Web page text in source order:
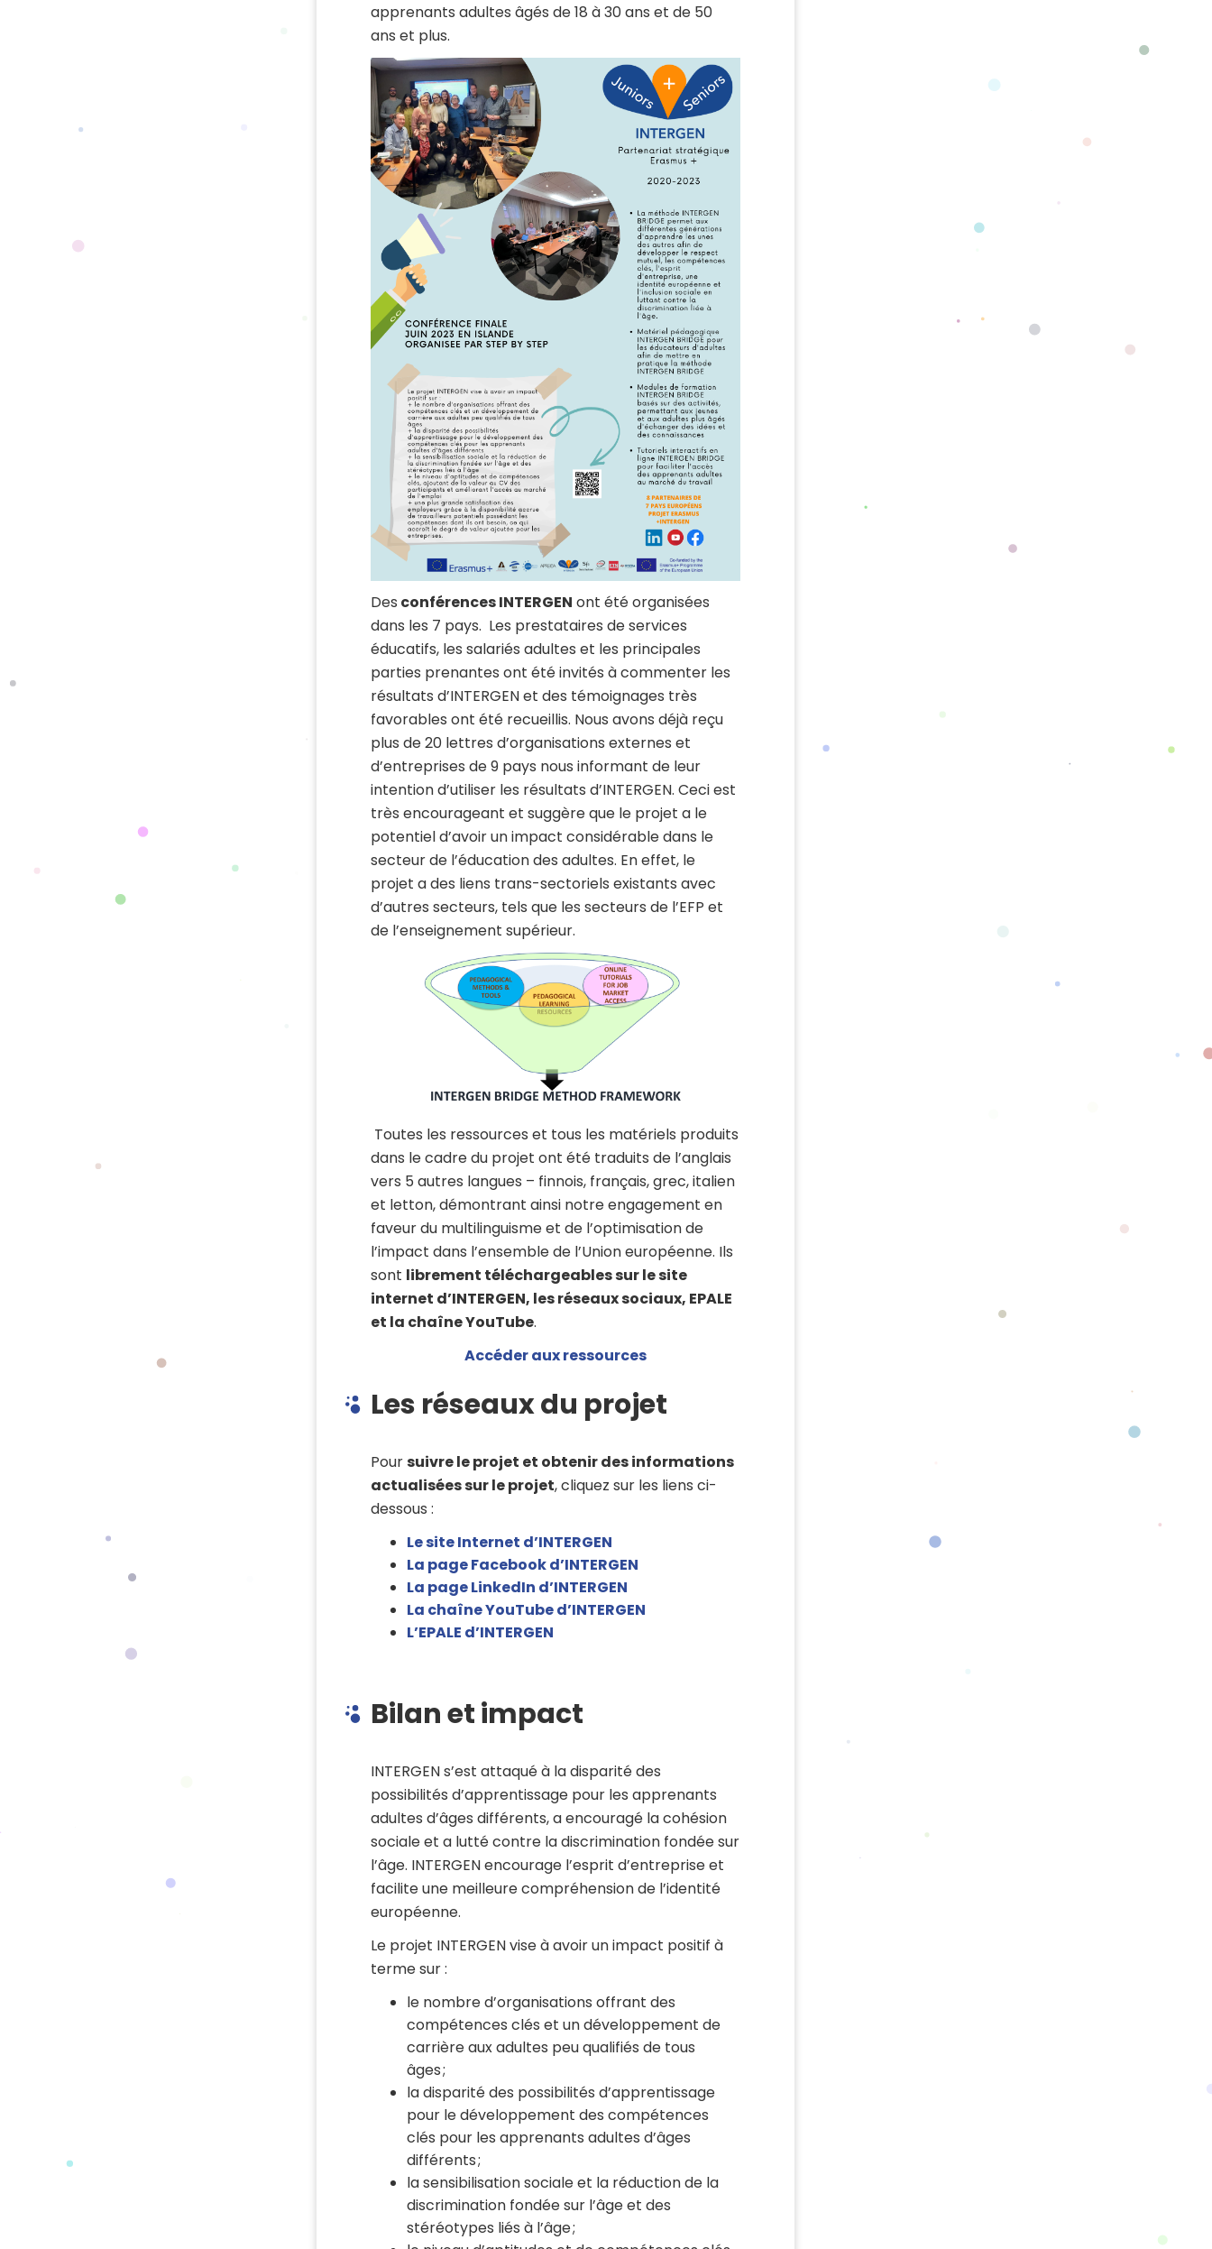
apprenants adultes âgés de 18 à 30 ans et de 50
ans et plus.
Des conférences INTERGEN ont été organisées
dans les 7 pays. Les prestataires de services
éducatifs, les salariés adultes et les principales
parties prenantes ont été invités à commenter les
résultats d’INTERGEN et des témoignages très
favorables ont été recueillis. Nous avons déjà reçu
plus de 20 lettres d’organisations externes et
d’entreprises de 9 pays nous informant de leur
intention d’utiliser les résultats d’INTERGEN. Ceci est
très encourageant et suggère que le projet a le
potentiel d’avoir un impact considérable dans le
secteur de l’éducation des adultes. En effet, le
projet a des liens trans-sectoriels existants avec
d’autres secteurs, tels que les secteurs de l’EFP et
de l’enseignement supérieur.
Toutes les ressources et tous les matériels produits
dans le cadre du projet ont été traduits de l’anglais
vers 5 autres langues – finnois, français, grec, italien
et letton, démontrant ainsi notre engagement en
faveur du multilinguisme et de l’optimisation de
l’impact dans l’ensemble de l’Union européenne. Ils
sont librement téléchargeables sur le site
internet d’INTERGEN, les réseaux sociaux, EPALE
et la chaîne YouTube.
Accéder aux ressources
Les réseaux du projet
Pour suivre le projet et obtenir des informations
actualisées sur le projet, cliquez sur les liens ci-
dessous :
Le site Internet d’INTERGEN
La page Facebook d’INTERGEN
La page LinkedIn d’INTERGEN
La chaîne YouTube d’INTERGEN
L’EPALE d’INTERGEN
Bilan et impact
INTERGEN s’est attaqué à la disparité des
possibilités d’apprentissage pour les apprenants
adultes d’âges différents, a encouragé la cohésion
sociale et a lutté contre la discrimination fondée sur
l’âge. INTERGEN encourage l’esprit d’entreprise et
facilite une meilleure compréhension de l’identité
européenne.
Le projet INTERGEN vise à avoir un impact positif à
terme sur :
le nombre d’organisations offrant des
compétences clés et un développement de
carrière aux adultes peu qualifiés de tous
âges ;
la disparité des possibilités d’apprentissage
pour le développement des compétences
clés pour les apprenants adultes d’âges
différents ;
la sensibilisation sociale et la réduction de la
discrimination fondée sur l’âgeet des
stéréotypes liés à l’âge ;